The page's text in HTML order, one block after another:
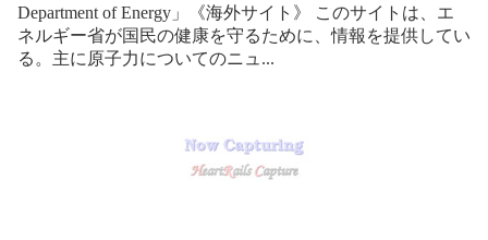
Department of Energy」《海外サイト》 このサイトは、エ
ネルギー省が国民の健康を守るために、情報を提供してい
る。主に原子力についてのニュ...